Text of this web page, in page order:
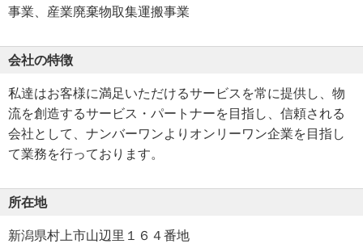
事業、産業廃棄物取集運搬事業
会社の特徴
私達はお客様に満足いただけるサービスを常に提供し、物
流を創造するサービス・パートナーを目指し、信頼される
会社として、ナンバーワンよりオンリーワン企業を目指し
て業務を行っております。
所在地
新潟県村上市山辺里１６４番地